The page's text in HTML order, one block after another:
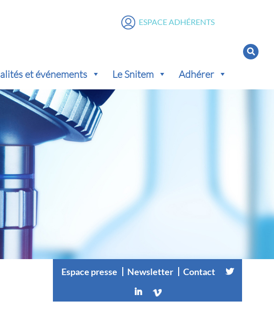
et événements Le Snitem Adhérer
ESPACE ADHÉRENTS
Espace presse Newsletter Contact